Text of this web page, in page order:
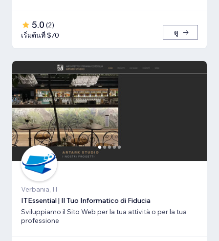
5.0 (2)
เริ่มต้นที่ $70
ดู
Verbania, IT
ITEssential | Il Tuo Informatico di Fiducia
Sviluppiamo il Sito Web per la tua attività o per la tua
professione